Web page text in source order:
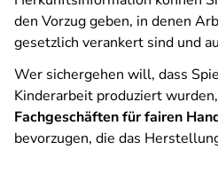
den Vorzug geben, in denen
gesetzlich verankert sind und
Wer sichergehen will, dass
Kinderarbeit produziert
Fachgeschäften für fairen
bevorzugen, die das